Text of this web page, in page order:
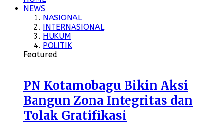
NEWS
NASIONAL
INTERNASIONAL
HUKUM
POLITIK
Featured
PN Kotamobagu Bikin Aksi
Bangun Zona Integritas dan
Tolak Gratifikasi